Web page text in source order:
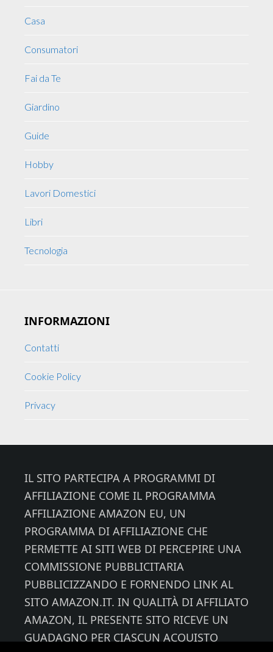
Casa
Consumatori
Fai da Te
Giardino
Guide
Hobby
Lavori Domestici
Libri
Tecnologia
INFORMAZIONI
Contatti
Cookie Policy
Privacy
IL SITO PARTECIPA A PROGRAMMI DI
AFFILIAZIONE COME IL PROGRAMMA
AFFILIAZIONE AMAZON EU, UN
PROGRAMMA DI AFFILIAZIONE CHE
PERMETTE AI SITI WEB DI PERCEPIRE UNA
COMMISSIONE PUBBLICITARIA
PUBBLICIZZANDO E FORNENDO LINK AL
SITO AMAZON.IT. IN QUALITÀ DI AFFILIATO
AMAZON, IL PRESENTE SITO RICEVE UN
GUADAGNO PER CIASCUN ACQUISTO